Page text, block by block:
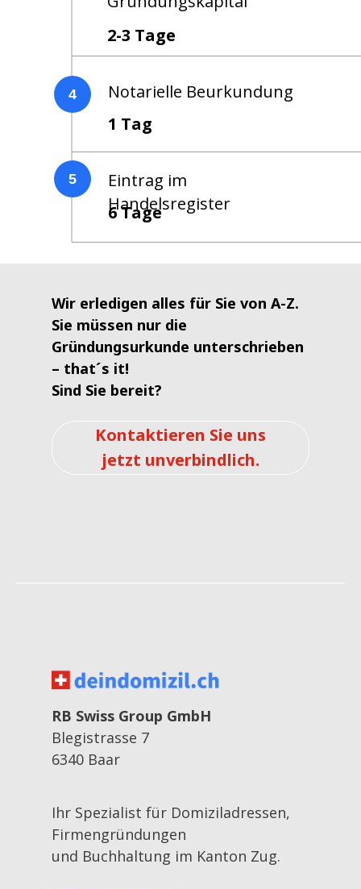
4 Notarielle Beurkundung
5
Eintrag im
Handelsregister
2-3 Tage
1 Tag
6 Tage
Wir erledigen alles für Sie von A-Z.
Sie müssen nur die
Sind Sie bereit?
Kontaktieren Sie uns jetzt
Kontaktieren Sie uns
jetzt unverbindlich.
Wir erledigen alles für Sie von A-Z.
Sie müssen nur die
Gründungsurkunde unterschrieben
– that´s it!
Sind Sie bereit?
RB Swiss Group GmbH
Blegistrasse 7
6340 Baar
Ihr Spezialist für Domiziladressen,
Firmengründungen
und Buchhaltung im Kanton Zug.